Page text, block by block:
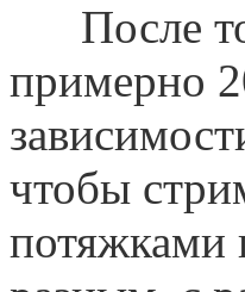
После
примерно
чтобы
потяжками